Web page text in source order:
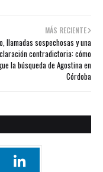
MÁS RECIENTE
llamadas sospechosas y una
contradictoria: cómo
la búsqueda de Agostina en
Córdoba